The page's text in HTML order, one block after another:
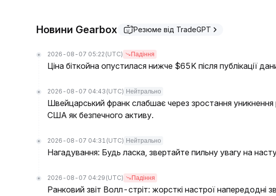
Новини Gearbox Резюме від TradeGPT
2026-08-07 05:22 (UTC) Падіння
Ціна біткойна опустилася нижче $65K після публікації
2026-08-07 04:43 (UTC) Нейтрально
Швейцарський франк слабшає через зростання
США як безпечного активу.
2026-08-07 04:31 (UTC) Нейтрально
Нагадування: Будь ласка, звертайте пильну увагу на
2026-08-07 04:29 (UTC) Падіння
Ранковий звіт Волл-стріт: жорсткі настрої напередодні